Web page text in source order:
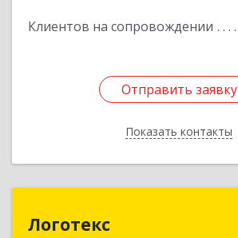
Клиентов на сопровождении
Отправить заявку
Показать контакты
Отправить заявку
Назад
Логотекс